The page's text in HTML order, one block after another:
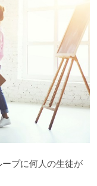
プに何人の生徒が